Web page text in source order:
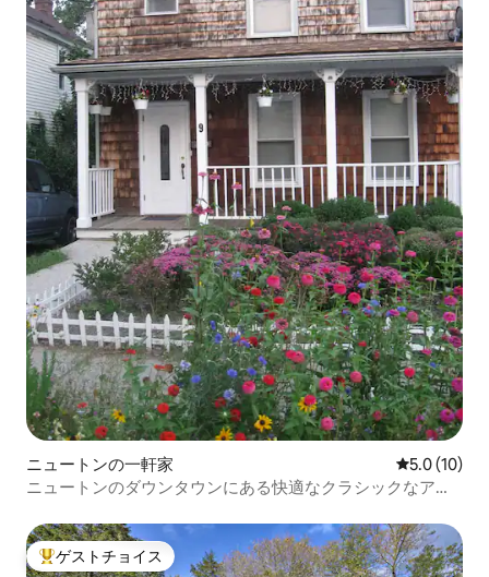
ニュートンの一軒家 レビュー10
5.0 (10)
ニュートンのダウンタウンにある快適なクラシックなアパ
大好評のゲストチョイスです。
ゲストチョイス